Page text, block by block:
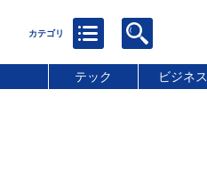
テック ビジネス